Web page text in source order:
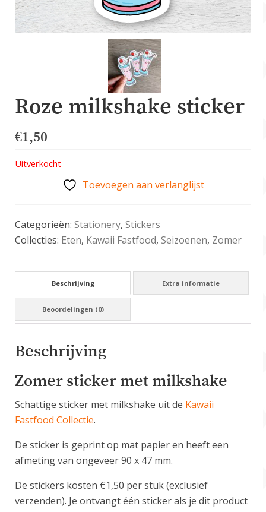
Roze milkshake sticker
€1,50
Uitverkocht
Toevoegen aan verlanglijst
Categorieën: Stationery, Stickers
Collecties: Eten, Kawaii Fastfood, Seizoenen, Zomer
Beschrijving Extra informatie
Beoordelingen (0)
Beschrijving
Zomer sticker met milkshake
Schattige sticker met milkshake uit de Kawaii
Fastfood Collectie.
De sticker is geprint op mat papier en heeft een
afmeting van ongeveer 90 x 47 mm.
De stickers kosten €1,50 per stuk (exclusief
verzenden). Je ontvangt één sticker als je dit product